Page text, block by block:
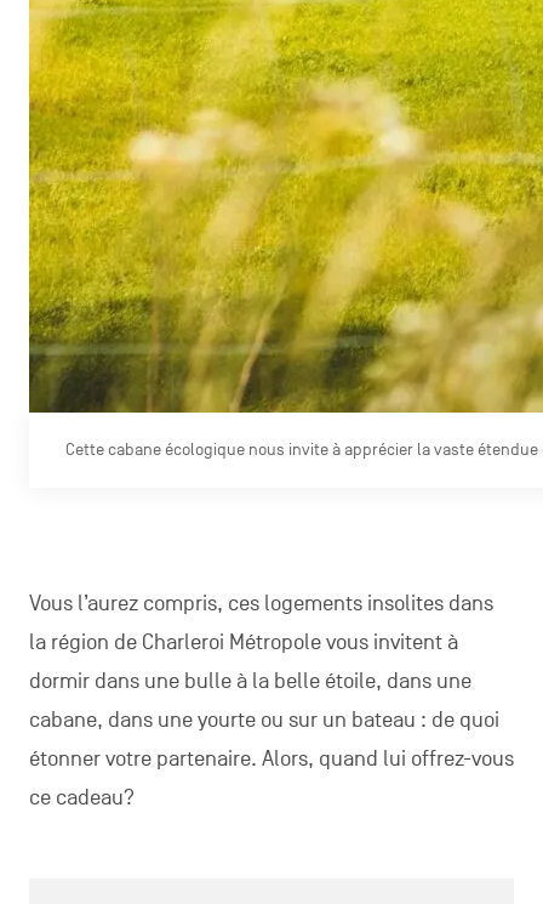
Cette cabane écologique nous invite à apprécier la vaste
Vous l’aurez compris, ces logements insolites dans
la région de Charleroi Métropole vous invitent à
dormir dans une bulle à la belle étoile, dans une
cabane, dans une yourte ou sur un bateau : de quoi
étonner votre partenaire. Alors, quand lui offrez-vous
ce cadeau?